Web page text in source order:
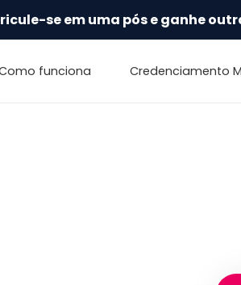
se em uma pós e ganhe
funciona Credenciamento